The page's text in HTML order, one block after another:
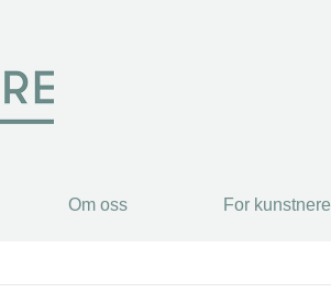
Om oss For kunstnere